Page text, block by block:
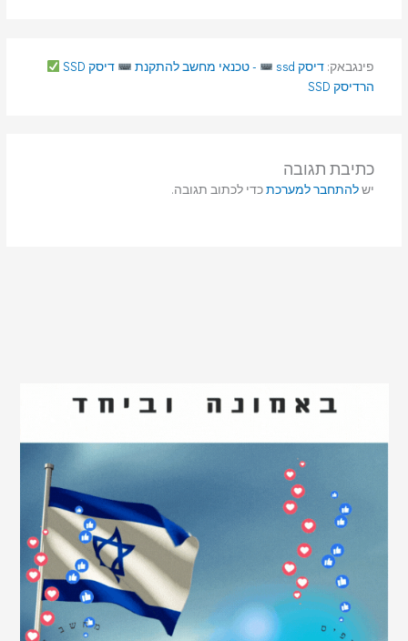
פינגבאק: דיסק ssd - טכנאי מחשב להתקנת
דיסק SSD
הרדיסק SSD
כתיבת תגובה
ישלהתחבר למערכתכדי לכתוב תגובה.